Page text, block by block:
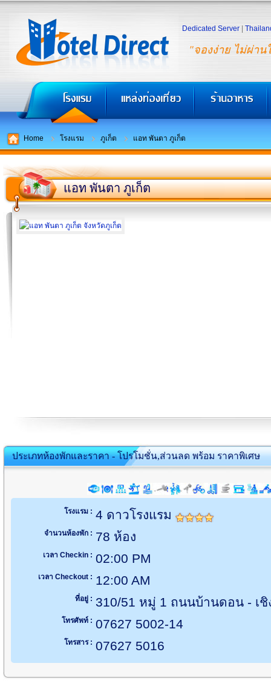
"จองง่าย ไม่ผ่าน
Dedicated Server
Home โรงแรม ภูเก็ต แอท พันตา ภูเก็ต
แอท พันตา ภูเก็ต
ประเภทห้องพักและราคา - โปรโมชั่น,ส่วนลด พร้อม ราคาพิเศษ
โรงแรม : 4 ดาวโรงแรม
จำนวนห้องพัก : 78 ห้อง
เวลา Checkin : 02:00 PM
เวลา Checkout : 12:00 AM
ที่อยู่ : 310/51 หมู่ 1 ถนนบ้านดอน - เชิ
โทรศัพท์ : 07627 5002-14
โทรสาร : 07627 5016